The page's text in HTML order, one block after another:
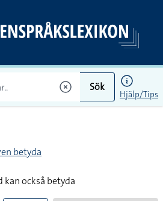
Sök
Hjälp/Tips
betyda
kan också betyda